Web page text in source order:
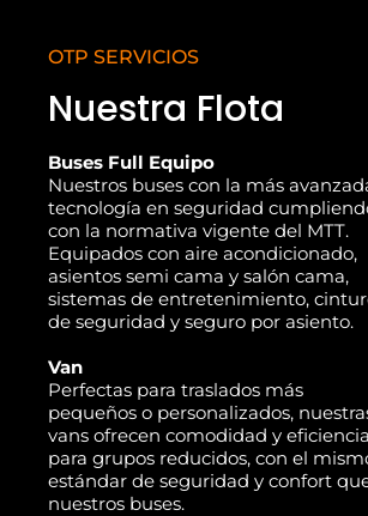
OTP SERVICIOS
Nuestra Flota
Buses Full Equipo
Nuestros buses con la más
tecnología en seguridad
con la normativa vigente del MTT.
Equipados con aire acondicionado,
asientos semi cama y salón cama,
sistemas de entretenimiento,
de seguridad y seguro por asiento.
Van
Perfectas para traslados más
pequeños o personalizados,
vans ofrecen comodidad y eficiencia
para grupos reducidos, con el
estándar de seguridad y confort
nuestros buses.